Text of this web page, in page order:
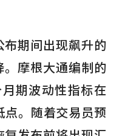
期间出现飙升的
摩根大通编制的
期波动性指标在
点。随着交易员预